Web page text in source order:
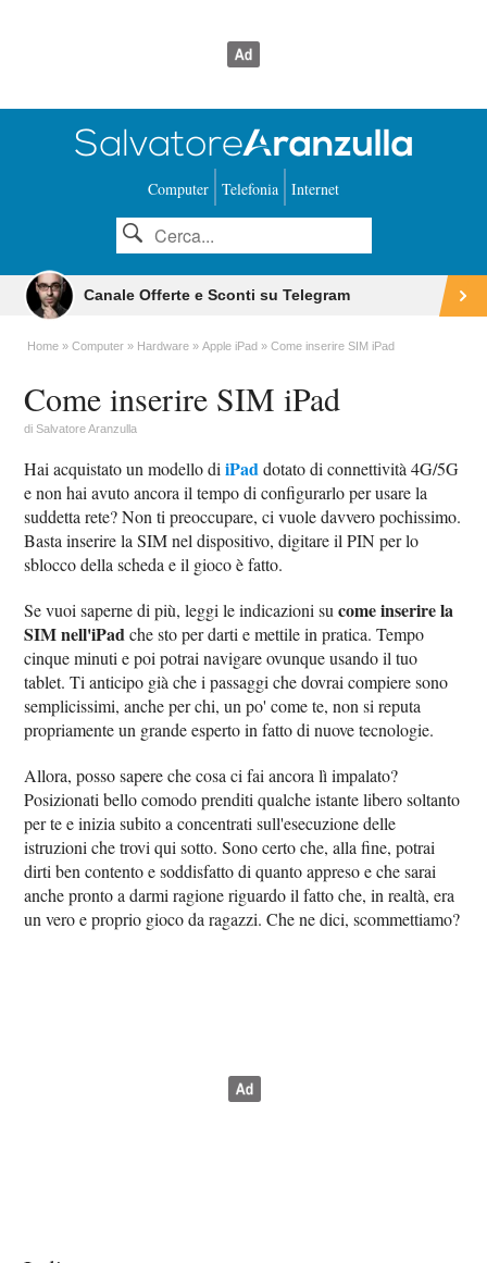
Computer Telefonia Internet
Canale Offerte e Sconti su Telegram
Home Computer Hardware Apple iPad Come inserire SIM iPad
Come inserire SIM iPad
diSalvatore Aranzulla
Hai acquistato un modello diiPaddotato di connettività 4G/5G
e non hai avuto ancora il tempo di configurarlo per usare la
suddetta rete? Non ti preoccupare, ci vuole davvero pochissimo.
Basta inserire la SIM nel dispositivo, digitare il PIN per lo
sblocco della scheda e il gioco è fatto.
Se vuoi saperne di più, leggi le indicazioni sucome inserire la
SIM nell'iPadche sto per darti e mettile in pratica. Tempo
cinque minuti e poi potrai navigare ovunque usando il tuo
tablet. Ti anticipo già che i passaggi che dovrai compiere sono
semplicissimi, anche per chi, un po' come te, non si reputa
propriamente un grande esperto in fatto di nuove tecnologie.
Allora, posso sapere che cosa ci fai ancora lì impalato?
Posizionati bello comodo prenditi qualche istante libero soltanto
per te e inizia subito a concentrati sull'esecuzione delle
istruzioni che trovi qui sotto. Sono certo che, alla fine, potrai
dirti ben contento e soddisfatto di quanto appreso e che sarai
anche pronto a darmi ragione riguardo il fatto che, in realtà, era
un vero e proprio gioco da ragazzi. Che ne dici, scommettiamo?